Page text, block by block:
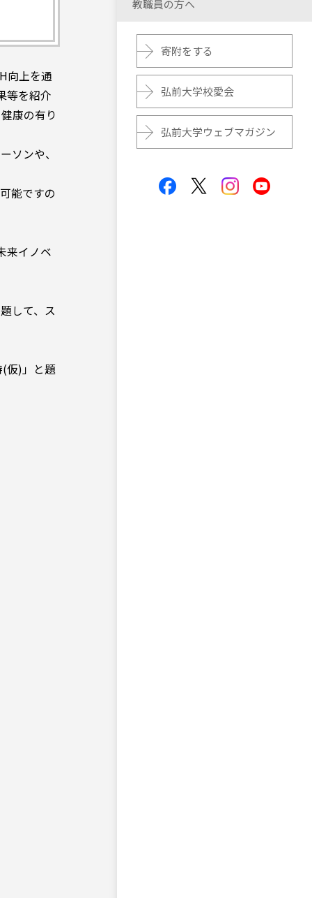
向上を通
等を紹介
康の有り
ソンや、
能ですの
来イノベ
して、ス
(仮)」と題
教職員の方へ
寄附をする
弘前大学校愛会
弘前大学ウェブマガジン